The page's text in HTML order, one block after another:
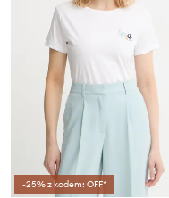
-25% z kodem: OFF*